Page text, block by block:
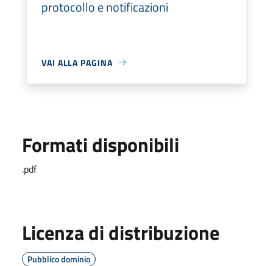
protocollo e notificazioni
VAI ALLA PAGINA
Formati disponibili
.pdf
Licenza di distribuzione
Pubblico dominio